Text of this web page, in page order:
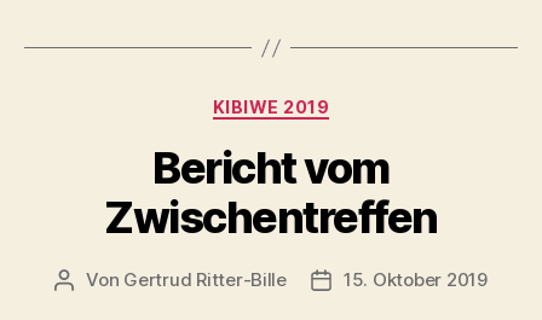
Kategorien
KIBIWE 2019
Bericht vom
Zwischentreffen
Beitragsautor
Von Gertrud Ritter-Bille Veröffentlichungsdatum
15. Oktober 2019